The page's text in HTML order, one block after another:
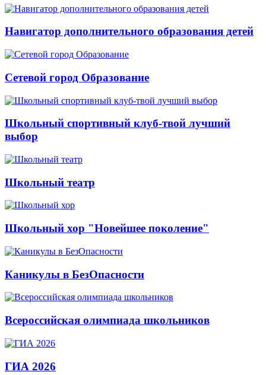
Навигатор дополнительного образования детей
Сетевой город Образование
Школьный спортивный клуб-твой лучший
выбор
Школьный театр
Школьный хор "Новейшее поколение"
Каникулы в БезОпасности
Всероссийская олимпиада школьников
ГИА 2026